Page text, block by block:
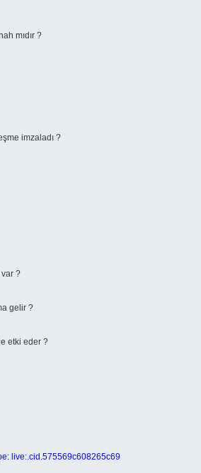
mıdır ?
imzaladı ?
var ?
gelir ?
etki eder ?
live:.cid.575569c608265c69